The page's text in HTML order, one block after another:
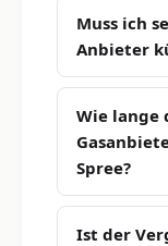
Muss ich
Anbieter
Wie lange
Spree?
Ist der